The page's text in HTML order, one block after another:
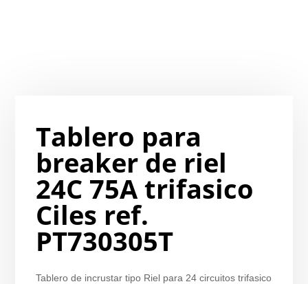
Tablero para
breaker de riel
24C 75A trifasico
Ciles ref.
PT730305T
Tablero de incrustar tipo Riel para 24 circuitos trifasico